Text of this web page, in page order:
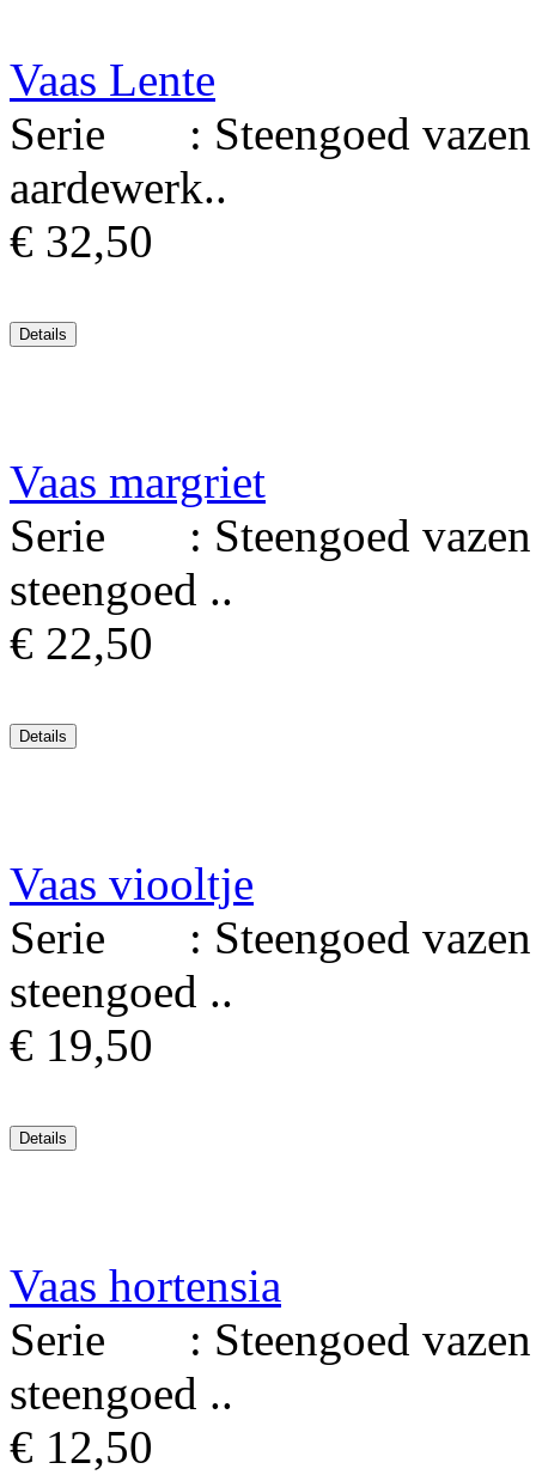
Vaas Lente
Serie : Steengoed vazen
aardewerk..
€ 32,50
Vaas margriet
Serie : Steengoed vazen
steengoed ..
€ 22,50
Vaas viooltje
Serie : Steengoed vazen
steengoed ..
€ 19,50
Vaas hortensia
Serie : Steengoed vazen
steengoed ..
€ 12,50